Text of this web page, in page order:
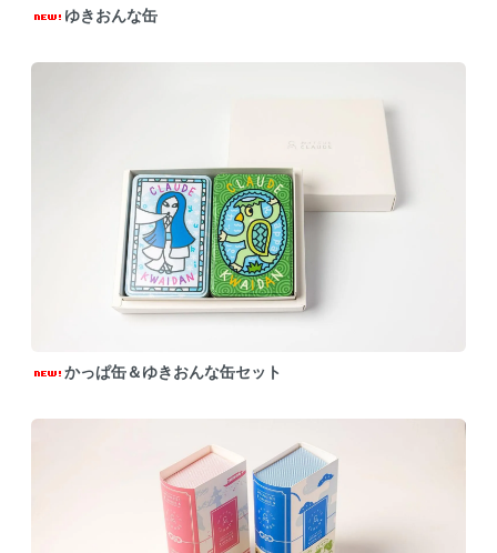
ゆきおんな缶
かっぱ缶＆ゆきおんな缶セット